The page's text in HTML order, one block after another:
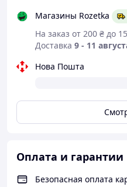
Хранить в сухом
температуре от 0 °C до
влажности воздуха до
приборов.
Магазины Rozetka
На заказ от 200 ₴ до
Доставка 9 - 11
Нова Пошта
Оплата и гарантии
Безопасная оплата